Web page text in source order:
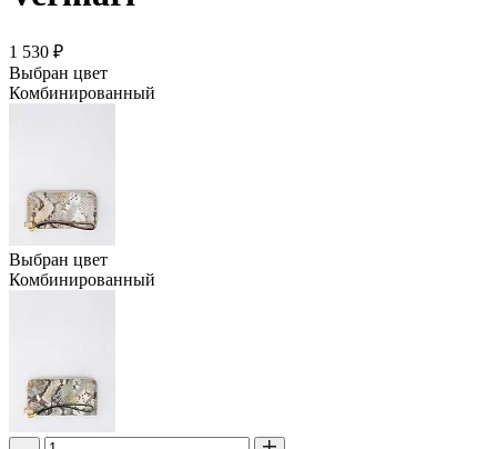
1 530 ₽
Выбран цвет
Комбинированный
Выбран цвет
Комбинированный